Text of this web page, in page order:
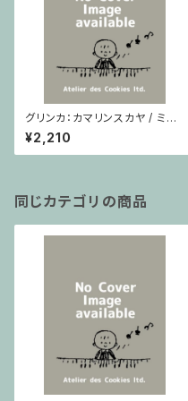
グリンカ：カマリンスカヤ / ミニ
チュアスコア
¥2,210
同じカテゴリの商品